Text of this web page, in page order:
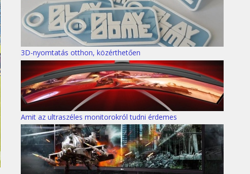
3D-nyomtatás otthon, közérthetően
Amit az ultraszéles monitorokról tudni érdemes